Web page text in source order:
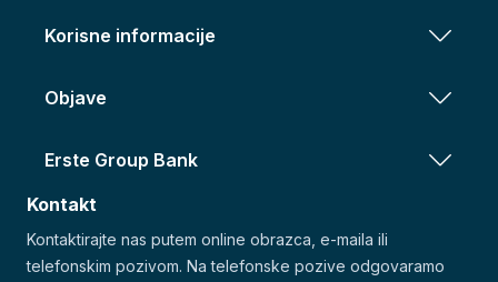
Korisne informacije
Objave
Erste Group Bank
Kontakt
Kontaktirajte nas putem online obrazca, e-maila ili
telefonskim pozivom. Na telefonske pozive odgovaramo